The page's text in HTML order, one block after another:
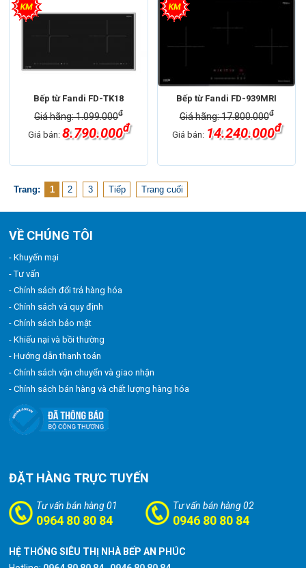
Bếp từ Fandi FD-TK18
Giá hãng: 1.099.000đ
Giá bán: 8.790.000đ
Bếp từ Fandi FD-939MRI
Giá hãng: 17.800.000đ
Giá bán: 14.240.000đ
Trang: 1 2 3 Tiếp Trang cuối
VỀ CHÚNG TÔI
- Khuyến mại
- Tư vấn
- Chính sách đổi trả hàng hóa
- Chính sách và quy định
- Chính sách bảo mật
- Khiếu nại và bồi thường
- Hướng dẫn thanh toán
- Chính sách vận chuyển và giao nhận
- Chính sách bán hàng và chất lượng hàng hóa
ĐẶT HÀNG TRỰC TUYẾN
Tư vấn bán hàng 01
0964 80 80 84
Tư vấn bán hàng 02
0946 80 80 84
HỆ THỐNG SIÊU THỊ NHÀ BẾP AN PHÚC